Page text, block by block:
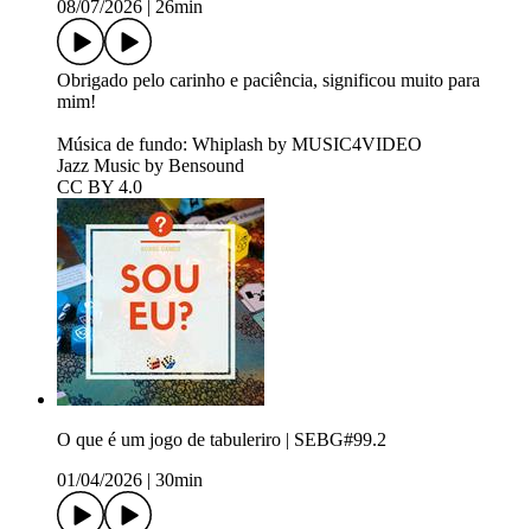
08/07/2026
26min
Obrigado pelo carinho e paciência, significou muito para
mim!
Música de fundo: Whiplash by MUSIC4VIDEO
Jazz Music by Bensound
CC BY 4.0
O que é um jogo de tabuleriro | SEBG#99.2
01/04/2026
30min